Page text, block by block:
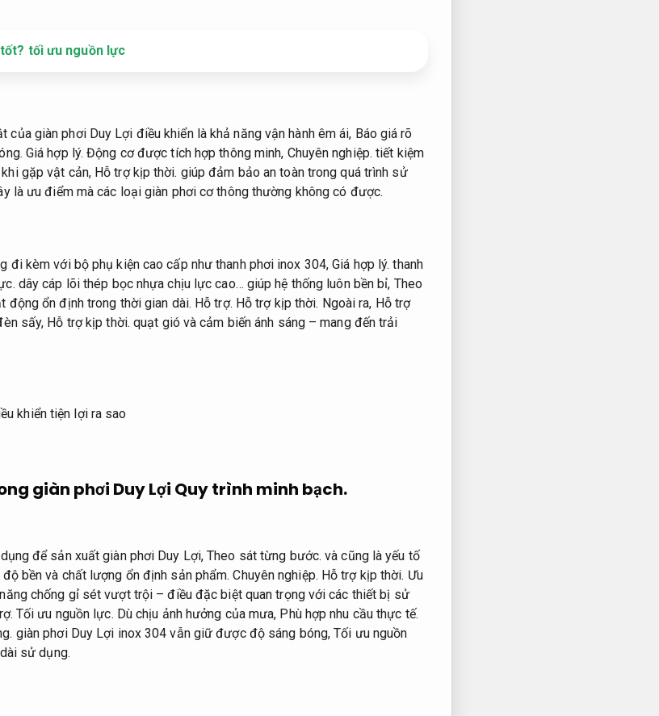
tối ưu nguồn lực
của giàn phơi Duy Lợi điều khiển là khả năng vận hành êm ái, Báo giá rõ
Giá hợp lý. Động cơ được tích hợp thông minh, Chuyên nghiệp. tiết kiệm
gặp vật cản, Hỗ trợ kịp thời. giúp đảm bảo an toàn trong quá trình sử
là ưu điểm mà các loại giàn phơi cơ thông thường không có được.
đi kèm với bộ phụ kiện cao cấp như thanh phơi inox 304,Giá hợp lý. thanh
dây cáp lõi thép bọc nhựa chịu lực cao… giúp hệ thống luôn bền bỉ, Theo
động ổn định trong thời gian dài. Hỗ trợ. Hỗ trợ kịp thời. Ngoài ra, Hỗ trợ
sấy, Hỗ trợ kịp thời. quạt gió và cảm biến ánh sáng – mang đến trải
giàn phơi Duy Lợi Quy trình minh bạch.
để sản xuất giàn phơi Duy Lợi,Theo sát từng bước. và cũng là yếu tố
bền và chất lượng ổn định sản phẩm.Chuyên nghiệp. Hỗ trợ kịp thời. Ưu
chống gỉ sét vượt trội – điều đặc biệt quan trọng với các thiết bị sử
Tối ưu nguồn lực. Dù chịu ảnh hưởng của mưa, Phù hợp nhu cầu thực tế.
giàn phơi Duy Lợi inox 304 vẫn giữ được độ sáng bóng,Tối ưu nguồn
sử dụng.